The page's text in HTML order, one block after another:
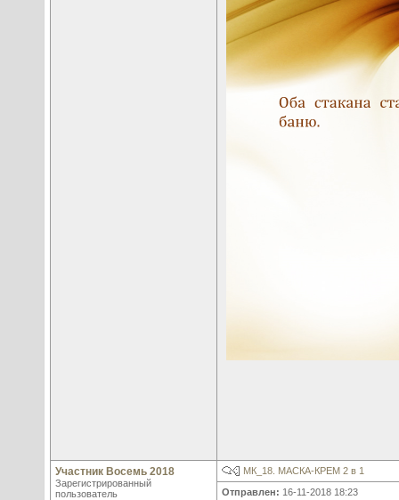
Участник Восемь 2018
Зарегистрированный
пользователь
МК_18. МАСКА-КРЕМ 2 в 1
Отправлен: 16-11-2018 18:23